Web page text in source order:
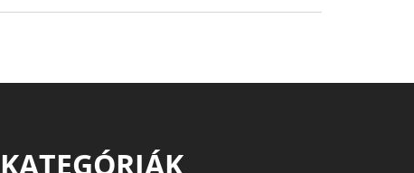
KATEGÓRIÁK